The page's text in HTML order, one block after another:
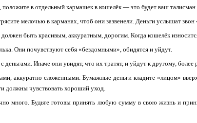
в отдельный кармашек в кошелёк — это будет ваш талисман.
мелочью в карманах, чтоб они зазвенели. Деньги услышат звон
быть красивым, аккуратным, дорогим. Когда кошелёк
Они почувствуют себя «бездомными», обидятся и уйдут.
деньгами. Иначе они увидят, что их тратят, и уйдут к другому, более
аккуратно сложенными. Бумажные деньги кладите «лицом»
должны чувствовать хороший уход.
много. Будьте готовы принять любую сумму в свою жизнь и